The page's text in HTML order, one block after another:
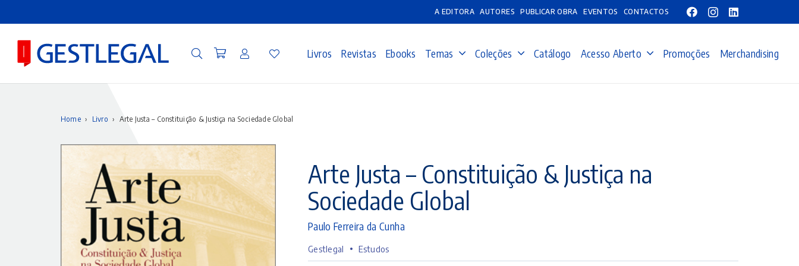
A EDITORA AUTORES PUBLICAR OBRA EVENTOS CONTACTOS
Livros Revistas Ebooks Temas Coleções Catálogo Acesso Aberto Promoções Merchandising
Home › Livro › Arte Justa – Constituição & Justiça na Sociedade Global
Arte Justa – Constituição & Justiça na
Sociedade Global
Paulo Ferreira da Cunha
Gestlegal • Estudos